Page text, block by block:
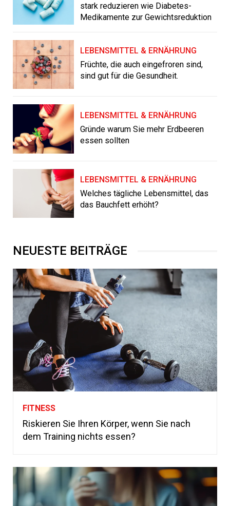
stark reduzieren wie Diabetes-
Medikamente zur Gewichtsreduktion
LEBENSMITTEL & ERNÄHRUNG
Früchte, die auch eingefroren sind,
sind gut für die Gesundheit.
LEBENSMITTEL & ERNÄHRUNG
Gründe warum Sie mehr Erdbeeren
essen sollten
LEBENSMITTEL & ERNÄHRUNG
Welches tägliche Lebensmittel, das
das Bauchfett erhöht?
NEUESTE BEITRÄGE
FITNESS
Riskieren Sie Ihren Körper, wenn Sie nach
dem Training nichts essen?